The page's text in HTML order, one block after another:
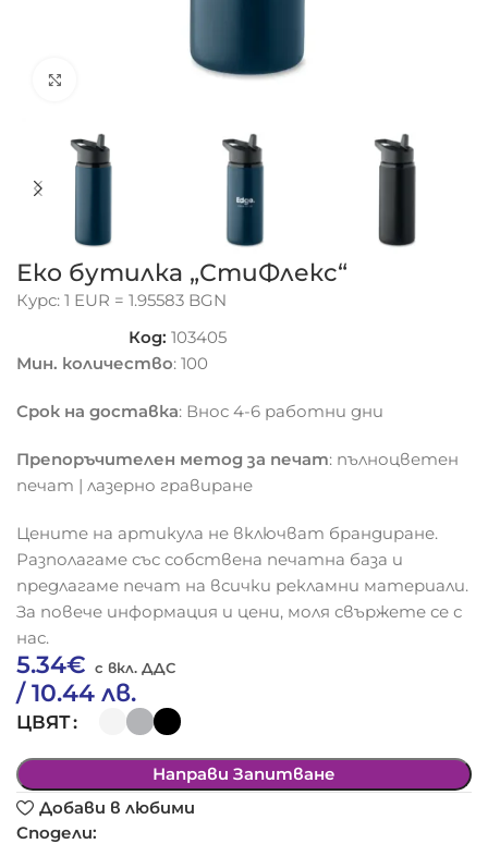
Еко бутилка „СтиФлекс“
Курс: 1 EUR = 1.95583 BGN
Код:103405
Мин. количество: 100
Срок на доставка: Внос 4-6 работни дни
Препоръчителен метод за печат: пълноцветен
печат | лазерно гравиране
Цените на артикула не включват брандиране.
Разполагаме със собствена печатна база и
предлагаме печат на всички рекламни материали.
За повече информация и цени, моля свържете се с
нас.
5.34€
/ 10.44 лв.
ЦВЯТ
Направи Запитване
Добави в любими
Сподели: